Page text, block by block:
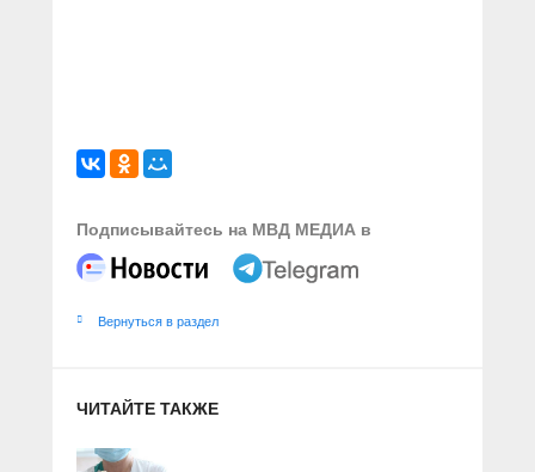
Подписывайтесь на МВД МЕДИА в
Вернуться в раздел
ЧИТАЙТЕ ТАКЖЕ